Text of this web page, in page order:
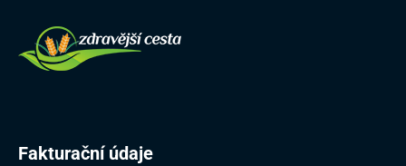
Fakturační údaje